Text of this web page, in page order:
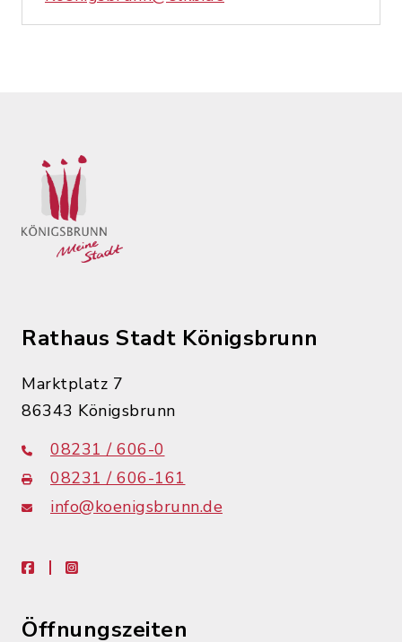
Rathaus Stadt Königsbrunn
Marktplatz 7
86343 Königsbrunn
08231 / 606-0
08231 / 606-161
info@koenigsbrunn.de
facebookinstagram
Öffnungszeiten